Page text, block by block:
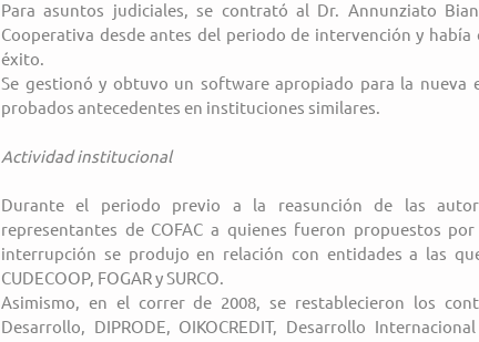
Para asuntos judiciales, se contrató al Dr. Annunziato
Cooperativa desde antes del periodo de intervención y
éxito.
Se gestionó y obtuvo un software apropiado para la nueva
probados antecedentes en instituciones similares.
Actividad institucional
Durante el periodo previo a la reasunción de las
representantes de COFAC a quienes fueron propuestos
interrupción se produjo en relación con entidades a las
CUDECOOP, FOGAR y SURCO.
Asimismo, en el correr de 2008, se restablecieron los
Desarrollo, DIPRODE, OIKOCREDIT, Desarrollo